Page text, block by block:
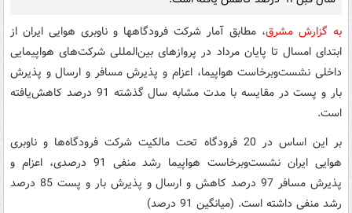
به گزارش مشرق، مطابق آمار شرکت فرودگاهها و ناوبری هوایی ایران از
ابتدای امسال تا پایان مرداد در پروازهای بین‌المللی شرکت‌های هواپیمایی
داخلی نشست‌وبرخاست هواپیما، اعزام و پذیرش مسافر و ارسال و پذیرش
بار و پست در مقایسه با مدت مشابه سال گذشته 91 درصد کاهش‌یافته
است.
بر این اساس در 20 فرودگاه تحت مالکیت شرکت فرودگاه‌ها و ناوبری
هوایی ایران نشست‌وبرخاست هواپیما رشد منفی 91 درصدی، اعزام و
پذیرش مسافر 97 درصد کاهش و ارسال و پذیرش بار و پست 85 درصد
رشد منفی داشته است. (میانگین 91 درصد)